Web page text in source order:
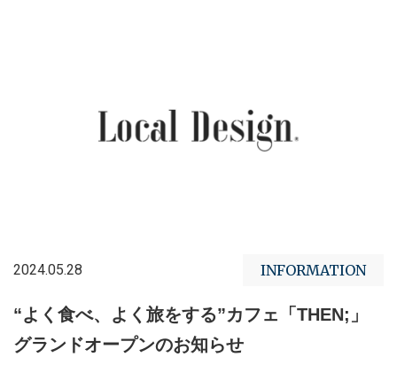
2024.05.28 INFORMATION
“よく食べ、よく旅をする”カフェ「THEN;」
グランドオープンのお知らせ